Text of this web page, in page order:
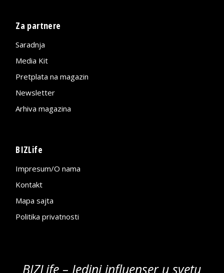
Za partnere
Saradnja
Media Kit
Pretplata na magazin
Newsletter
Arhiva magazina
BIZLife
Impresum/O nama
Kontakt
Mapa sajta
Politika privatnosti
BIZLife – Jedini influenser u svetu